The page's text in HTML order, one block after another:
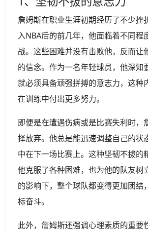
詹姆斯在职业生涯初期经历了不少挫
入NBA后的前几年，他面临着不同程
战。这些困难并没有击败他，反而让
的信念。作为一名年轻球员，他深知
就必须具备顽强拼搏的意志力，这种
在训练中付出更多努力。
即便是在遭遇伤病或是比赛失利时，
择放弃。他总是能迅速调整自己的状
中在下一场比赛上。这种坚韧不拔的
他克服了各种困难，也为他的队友树
的影响下，整个球队都变得更加团结
标奋斗。
此外，詹姆斯还强调心理素质的重要